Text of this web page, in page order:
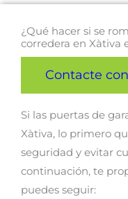
¿Qué hacer si se
corredera en Xàtiva
Contacte
Si las puertas de
Xàtiva, lo primero
seguridad y evitar
continuación, te
puedes seguir: